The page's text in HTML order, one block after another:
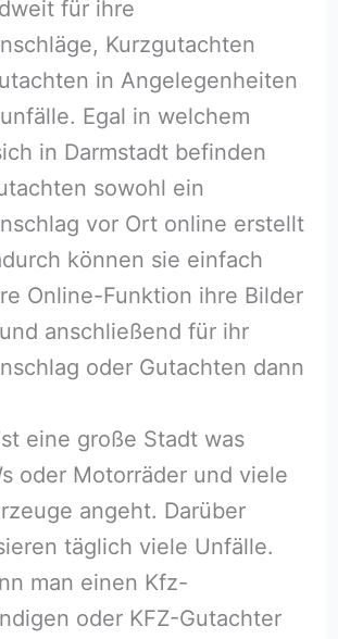
für ihre
Kurzgutachten
in Angelegenheiten
Egal in welchem
in Darmstadt befinden
sowohl ein
vor Ort online erstellt
können sie einfach
Online-Funktion ihre Bilder
anschließend für ihr
oder Gutachten dann
eine große Stadt was
oder Motorräder und viele
angeht. Darüber
täglich viele Unfälle.
man einen Kfz-
oder KFZ-Gutachter